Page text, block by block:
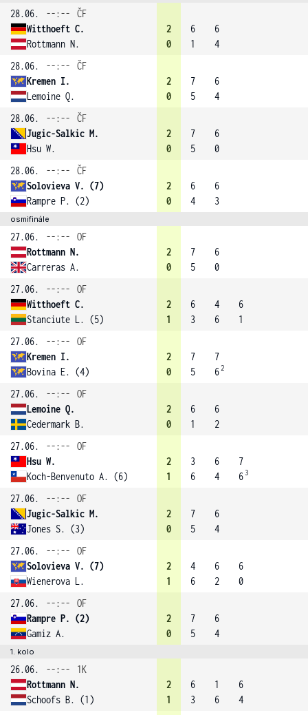
28.06. --:--
ČF
Witthoeft C.
Rottmann N.
2
0
6
1
6
4
28.06.
--:--
ČF
Kremen I.
Lemoine Q.
2
0
7
5
6
4
28.06.
--:--
ČF
Jugic-Salkic M.
Hsu W.
2
0
7
5
6
0
28.06.
--:--
ČF
Solovieva V. (7)
Rampre P. (2)
2
0
6
4
6
3
osmifinále
27.06. --:--
OF
Rottmann N.
Carreras A.
2
0
7
5
6
0
27.06.
--:--
OF
Witthoeft C.
Stanciute L. (5)
2
1
6
3
4
6
6
1
27.06.
--:--
OF
Kremen I.
Bovina E. (4)
2
0
7
5
7
62
27.06. --:--
OF
Lemoine Q.
Cedermark B.
2
0
6
1
6
2
27.06.
--:--
OF
Hsu W.
Koch-Benvenuto A. (6)
2
1
3
6
6
4
7
6 3
27.06. --:--
OF
Jugic-Salkic M.
Jones S. (3)
2
0
7
5
6
4
27.06.
--:--
OF
Solovieva V. (7)
Wienerova L.
2
1
4
6
6
2
6
0
27.06.
--:--
OF
Rampre P. (2)
Gamiz A.
2
0
7
5
6
4
1. kolo
26.06. --:--
1K
Rottmann N.
Schoofs B. (1)
2
1
6
3
1
6
6
4